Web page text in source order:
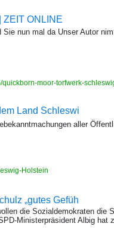
ZEIT ONLINE
nun mal da Unser Autor
moor-torfwerk-
Land Schleswi
aller
Holstein
„gutes Gefüh
die Sozialdemokraten die
Ministerpräsident Albig hat